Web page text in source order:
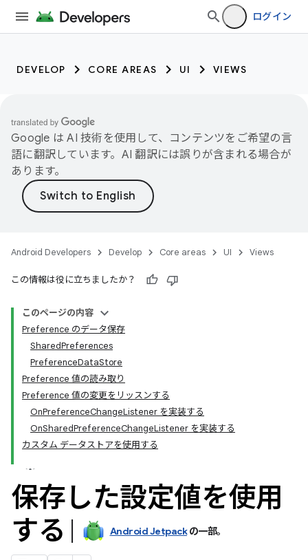
ログイン
DEVELOP CORE AREAS UI VIEWS
Google は AI 技術を使用して、コンテンツをご希望の言
語に翻訳しています。AI 翻訳には誤りが含まれる場合が
あります。
Android Developers Develop Core areas UI Views
この情報は役に立ちましたか？
このページの内容
Preference のデータ保存
SharedPreferences
PreferenceDataStore
Preference 値の読み取り
Preference 値の変更をリッスンする
OnPreferenceChangeListener を実装する
OnSharedPreferenceChangeListener を実装する
カスタム データストアを使用する
保存した設定値を使用
する
Android Jetpackの一部。